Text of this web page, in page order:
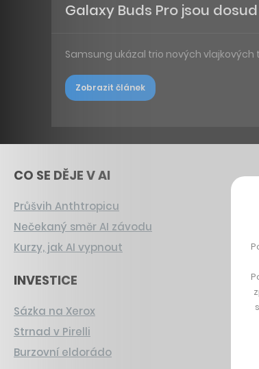
Galaxy Buds Pro jsou
Samsung ukázal trio nových vlajkových
Zobrazit článek
CO SE DĚJE V AI
Průšvih Anthtropicu
Nečekaný směr AI závodu
Kurzy, jak AI vypnout
INVESTICE
Sázka na Xerox
Strnad v Pirelli
Burzovní eldorádo